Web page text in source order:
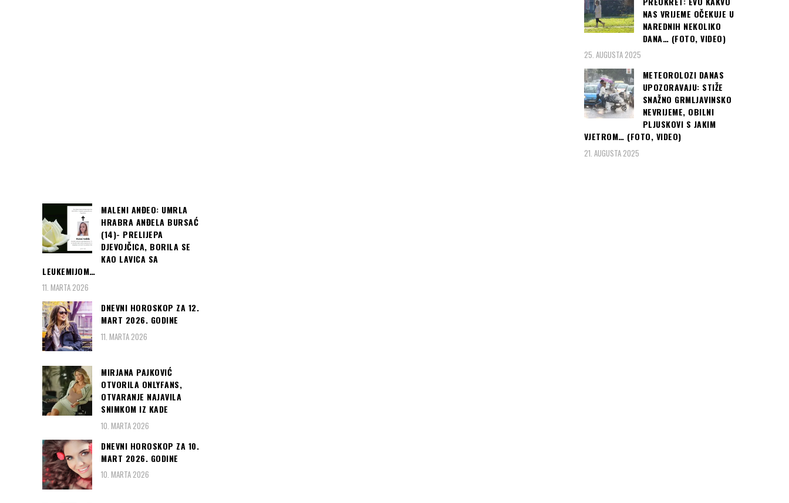
MALENI ANĐEO: UMRLA
HRABRA ANĐELA BURSAĆ
(14)- PRELIJEPA
DJEVOJČICA, BORILA SE
KAO LAVICA SA
LEUKEMIJOM…
11. MARTA 2026
DNEVNI HOROSKOP ZA 12.
MART 2026. GODINE
11. MARTA 2026
MIRJANA PAJKOVIĆ
OTVORILA ONLYFANS,
OTVARANJE NAJAVILA
SNIMKOM IZ KADE
10. MARTA 2026
DNEVNI HOROSKOP ZA 10.
MART 2026. GODINE
10. MARTA 2026
NAS VRIJEME OČEKUJE U
NAREDNIH NEKOLIKO
DANA… (FOTO, VIDEO)
25. AUGUSTA 2025
METEOROLOZI DANAS
UPOZORAVAJU: STIŽE
SNAŽNO GRMLJAVINSKO
NEVRIJEME, OBILNI
PLJUSKOVI S JAKIM
VJETROM… (FOTO, VIDEO)
21. AUGUSTA 2025